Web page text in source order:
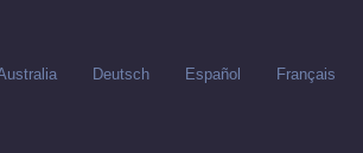
Deutsch Español Français